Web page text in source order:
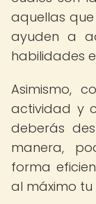
aquellas
ayuden a
habilidades
Asimismo,
actividad y
deberás
manera,
forma
al máximo tu